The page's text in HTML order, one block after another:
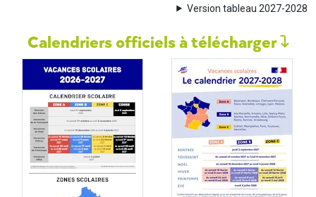
Version tableau 2027-2028
Calendriers officiels à télécharger